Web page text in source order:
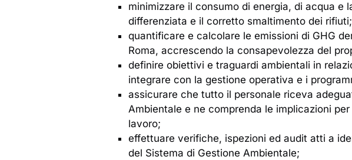
minimizzare il consumo di energia, di acqua
differenziata e il corretto smaltimento dei rifiuti;
quantificare e calcolare le emissioni di GHG
Roma, accrescendo la consapevolezza del
definire obiettivi e traguardi ambientali in
integrare con la gestione operativa e i
assicurare che tutto il personale riceva
Ambientale e ne comprenda le implicazioni
lavoro;
effettuare verifiche, ispezioni ed audit atti a
del Sistema di Gestione Ambientale;